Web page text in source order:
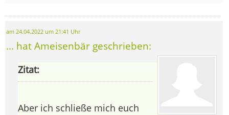
am 24.04.2022 um 21:41 Uhr
... hat Ameisenbär geschrieben:
Zitat:
Aber ich schließe mich euch